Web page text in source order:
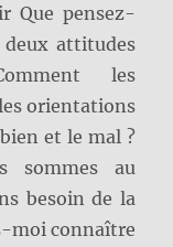
Que pensez-
deux attitudes
les
orientations
et le mal ?
sommes au
besoin de la
moi connaître